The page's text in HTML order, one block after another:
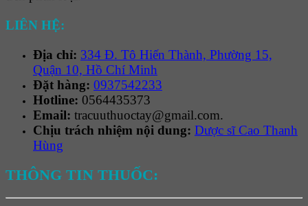
LIÊN HỆ:
Địa chỉ: 334 Đ. Tô Hiến Thành, Phường 15,
Quận 10, Hồ Chí Minh
Đặt hàng: 0937542233
Hotline: 0564435373
Email: tracuuthuoctay@gmail.com.
Chịu trách nhiệm nội dung: Dược sĩ Cao Thanh
Hùng
THÔNG TIN THUỐC: